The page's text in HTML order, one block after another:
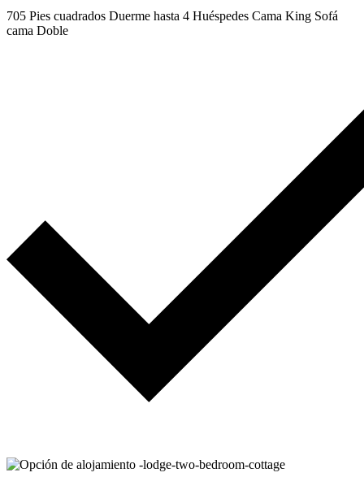
705 Pies cuadrados Duerme hasta 4 Huéspedes Cama King Sofá
cama Doble